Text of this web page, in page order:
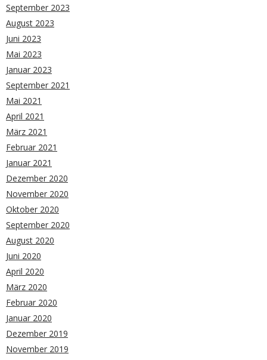
September 2023
August 2023
Juni 2023
Mai 2023
Januar 2023
September 2021
Mai 2021
April 2021
März 2021
Februar 2021
Januar 2021
Dezember 2020
November 2020
Oktober 2020
September 2020
August 2020
Juni 2020
April 2020
März 2020
Februar 2020
Januar 2020
Dezember 2019
November 2019